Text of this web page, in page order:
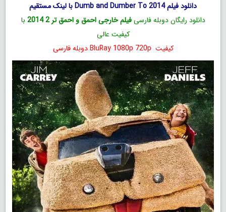
دانلود فیلم Dumb and Dumber To 2014 با لینک مستقیم
دانلود رایگان دوبله فارسیفیلم خارجی احمق و احمق تر 2 2014
با
کیفیت عالی
کیفیت BluRay 1080p 720p دوبله فارسی